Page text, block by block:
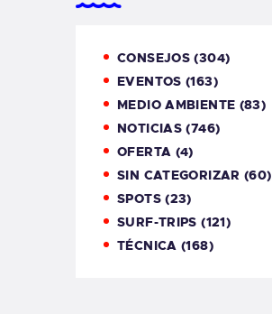
CONSEJOS (304)
EVENTOS (163)
MEDIO AMBIENTE (83)
NOTICIAS (746)
OFERTA (4)
SIN CATEGORIZAR (60)
SPOTS(23)
SURF-TRIPS (121)
TÉCNICA (168)